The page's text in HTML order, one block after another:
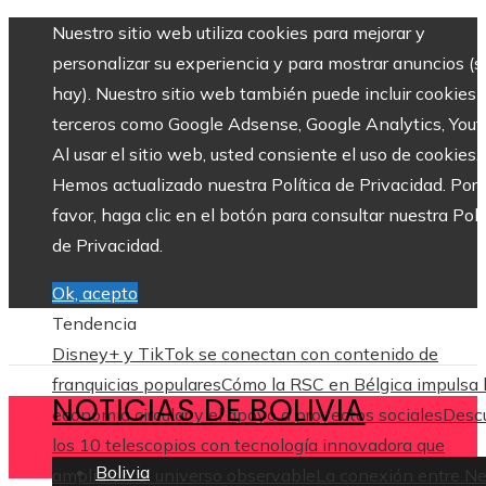
Nuestro sitio web utiliza cookies para mejorar y
personalizar su experiencia y para mostrar anuncios
hay). Nuestro sitio web también puede incluir cookies
terceros como Google Adsense, Google Analytics,
Al usar el sitio web, usted consiente el uso de cookies.
Hemos actualizado nuestra Política de Privacidad. Por
favor, haga clic en el botón para consultar nuestra
de Privacidad.
Ok, acepto
Tendencia
Disney+ y TikTok se conectan con contenido de
franquicias popularesCómo la RSC en Bélgica impulsa
economía circular y el apoyo a proyectos sociales
los 10 telescopios con tecnología innovadora que
ampliaron el universo observable La conexión entre
NOTICIAS DE BOLIVIA
Bolivia